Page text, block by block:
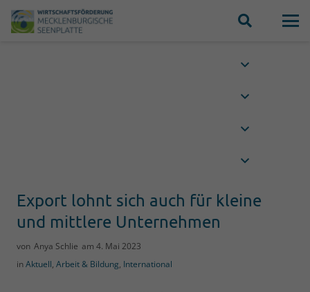
Export lohnt sich auch für kleine
und mittlere Unternehmen
von Anya Schlie am 4. Mai 2023
inAktuell, Arbeit & Bildung, International